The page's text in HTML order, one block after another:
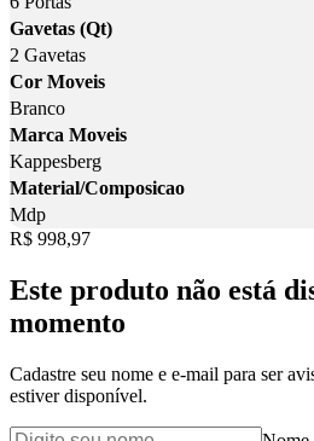
Gavetas (Qt)
2 Gavetas
Cor Moveis
Branco
Marca Moveis
Kappesberg
Material/Composicao
Mdp
Price:
R$ 998,97
Este produto não está
momento
Cadastre seu nome e e-mail para ser
estiver disponível.